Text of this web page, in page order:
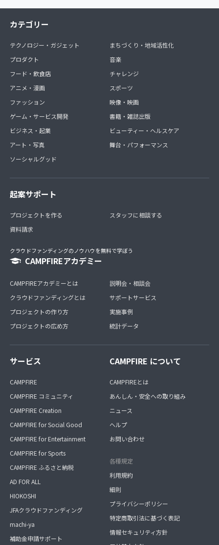
カテゴリー
テクノロジー・ガジェット
プロダクト
フード・飲食店
アニメ・漫画
ファッション
ゲーム・サービス開発
ビジネス・起業
アート・写真
ソーシャルグッド
まちづくり・地域活性化
音楽
チャレンジ
スポーツ
映像・映画
書籍・雑誌出版
ビューティー・ヘルスケア
舞台・パフォーマンス
起案サポート
プロジェクトを作る
資料請求
スタッフに相談する
クラウドファンディングのノウハウを無料で学ぼう
CAMPFIREアカデミー
CAMPFIREアカデミーとは
クラウドファンディングとは
プロジェクトの作り方
プロジェクトの広め方
説明会・相談会
サポートサービス
実施事例
統計データ
サービス
CAMPFIRE
CAMPFIRE コミュニティ
CAMPFIRE Creation
CAMPFIRE for Social Good
CAMPFIRE for Entertainment
CAMPFIRE for Sports
CAMPFIRE ふるさと納税
AD FOR ALL
HIOKOSHI
JFAクラウドファンディング
machi-ya
補助金申請サポート
CAMPFIRE について
CAMPFIREとは
あんしん・安全への取り組み
ニュース
ヘルプ
お問い合わせ
各種規定
利用規約
細則
プライバシーポリシー
特定商取引法に基づく表記
情報セキュリティ方針